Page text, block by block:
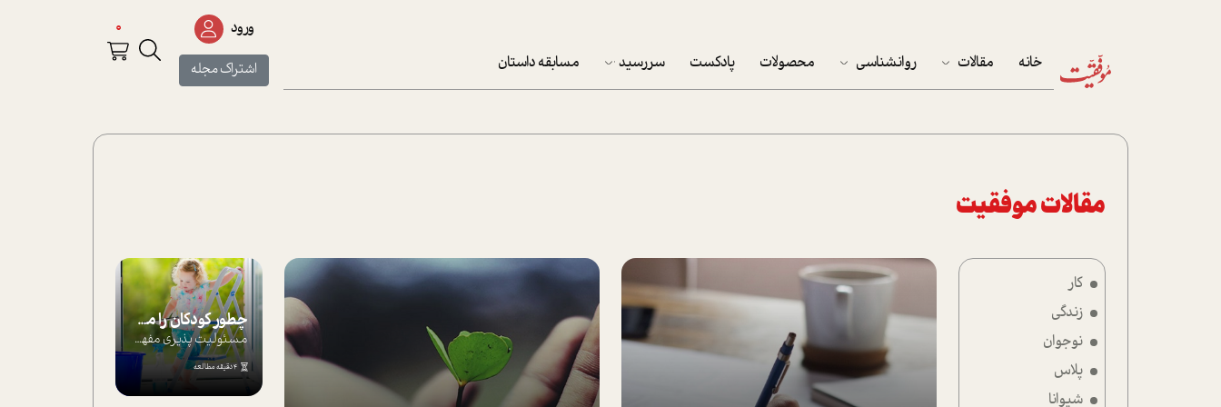
خانه مقالات
پرونده ویژه
روانشناسی محصولات پادکست سررسید
تقویم دیواری
مسابقه داستان
ورود
اشتراک مجله
0
مقالات موفقیت
کار
زندگی
نوجوان
پلاس
شیوانا
چطور کودکان را مسئولیت‌پذیر بار بیاورید؟
مسئولیت پذیری مفهومی ا ست که هر چه کودکت...
4 دقیقه مطالعه